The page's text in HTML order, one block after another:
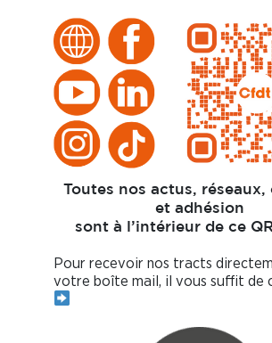
Toutes nos actus,
et adhésion
sont à l’intérieur de ce
Pour recevoir nos tracts
votre boîte mail, il vous suffit de